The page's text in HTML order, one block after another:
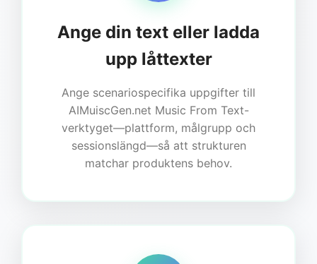
Ange din text eller ladda
upp låttexter
Ange scenariospecifika uppgifter till
AIMuiscGen.net Music From Text-
verktyget—plattform, målgrupp och
sessionslängd—så att strukturen
matchar produktens behov.